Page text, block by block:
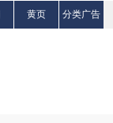
黄页 分类广告